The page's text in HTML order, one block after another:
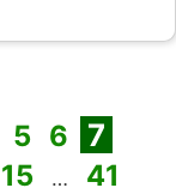
Page
5 Page
6 Page
7
Page
15 … Page
41